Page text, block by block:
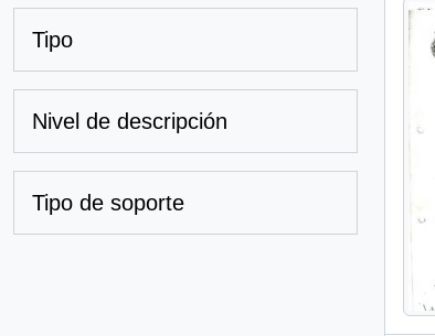
Tipo
Nivel de descripción
Tipo de soporte